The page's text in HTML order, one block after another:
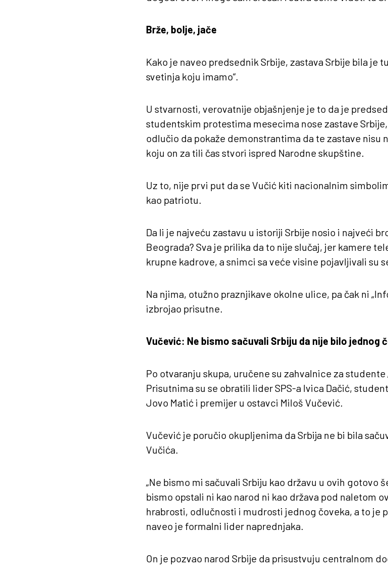
Brže, bolje, jače
Kako je naveo predsednik Srbije, zastava Srbije bila je
svetinja koju imamo“.
U stvarnosti, verovatnije objašnjenje je to da je
studentskim protestima mesecima nose zastave
odlučio da pokaže demonstrantima da te zastave nisu
koju on za tili čas stvori ispred Narodne skupštine.
Uz to, nije prvi put da se Vučić kiti nacionalnim
kao patriotu.
Da li je najveću zastavu u istoriji Srbije nosio i najveći
Beograda? Sva je prilika da to nije slučaj, jer kamere
krupne kadrove, a snimci sa veće visine pojavljivali su
Na njima, otužno praznjikave okolne ulice, pa čak ni
izbrojao prisutne.
Vučević: Ne bismo sačuvali Srbiju da nije bilo jednog
Po otvaranju skupa, uručene su zahvalnice za
Prisutnima su se obratili lider SPS-a Ivica Dačić,
Jovo Matić i premijer u ostavci Miloš Vučević.
Vučević je poručio okupljenima da Srbija ne bi bila
Vučića.
„Ne bismo mi sačuvali Srbiju kao državu u ovih gotovo
bismo opstali ni kao narod ni kao država pod naletom
hrabrosti, odlučnosti i mudrosti jednog čoveka, a to je
naveo je formalni lider naprednjaka.
On je pozvao narod Srbije da prisustvuju centralnom